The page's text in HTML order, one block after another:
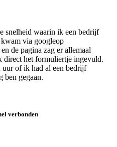
snelheid waarin ik een bedrijf
via googleop
de pagina zag er allemaal
direct het formuliertje ingevuld.
uur of ik had al een bedrijf
ben gegaan.
verbonden